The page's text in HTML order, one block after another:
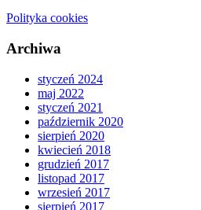
Polityka cookies
Archiwa
styczeń 2024
maj 2022
styczeń 2021
październik 2020
sierpień 2020
kwiecień 2018
grudzień 2017
listopad 2017
wrzesień 2017
sierpień 2017